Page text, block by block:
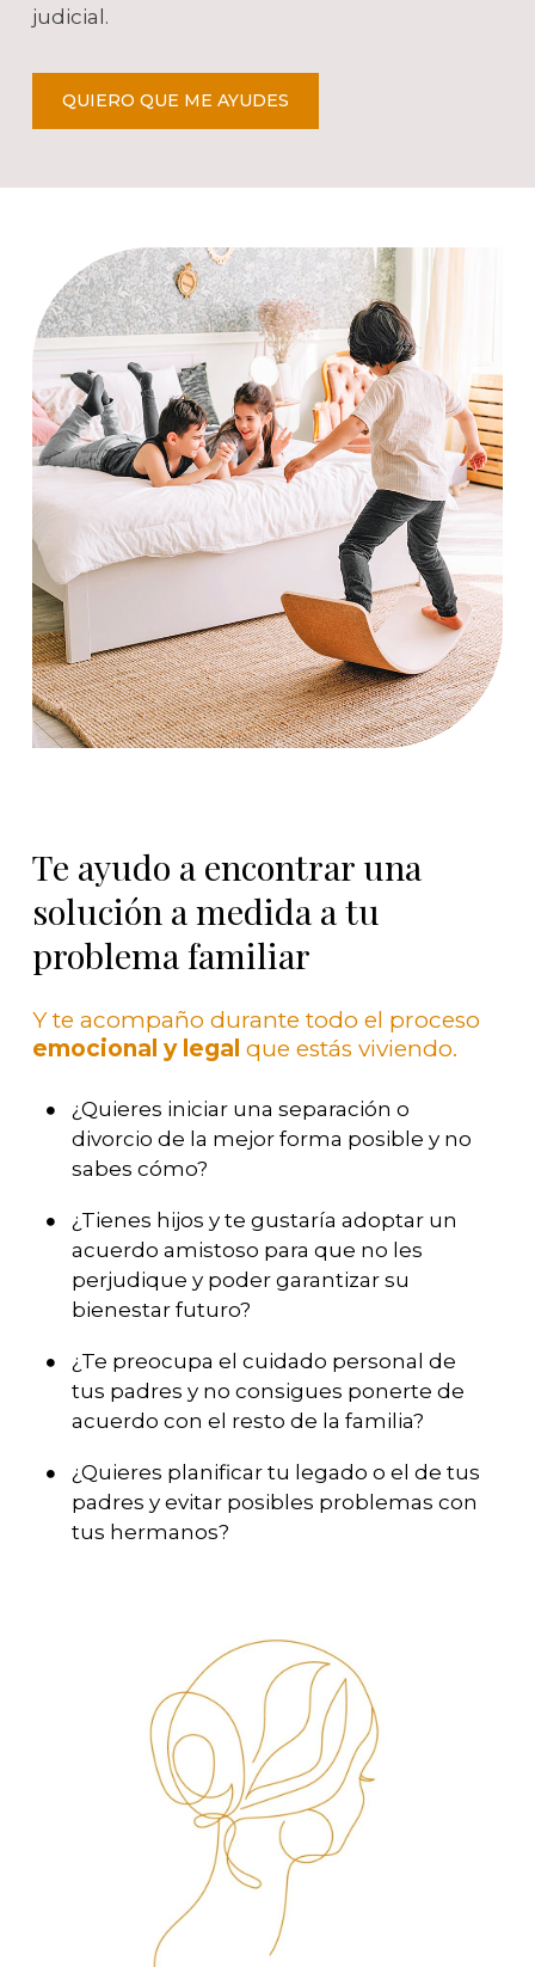
judicial.
QUIERO QUE ME AYUDES
Te ayudo a encontrar una
solución a medida a tu
problema familiar
Y te acompaño durante todo el proceso
emocional y legal que estás viviendo.
¿Quieres iniciar una separación o
divorcio de la mejor forma posible y no
sabes cómo?
¿Tienes hijos y te gustaría adoptar un
acuerdo amistoso para que no les
perjudique y poder garantizar su
bienestar futuro?
¿Te preocupa el cuidado personal de
tus padres y no consigues ponerte de
acuerdo con el resto de la familia?
¿Quieres planificar tu legado o el de tus
padres y evitar posibles problemas con
tus hermanos?